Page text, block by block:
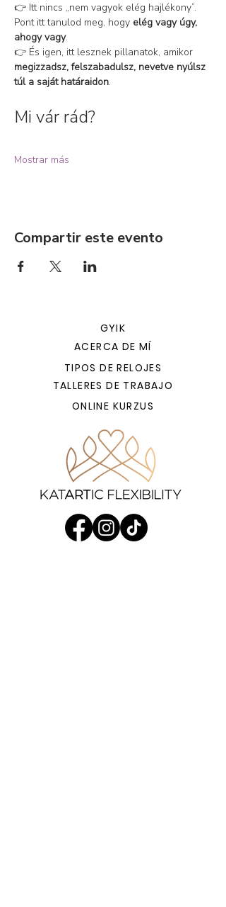
👉 Itt nincs „nem vagyok elég hajlékony”.
Pont itt tanulod meg, hogy elég vagy úgy,
ahogy vagy.
👉 És igen, itt lesznek pillanatok, amikor
megizzadsz, felszabadulsz, nevetve nyúlsz
túl a saját határaidon.
Mi vár rád?
Mostrar más
Compartir este evento
GYIK
ACERCA DE MÍ
TIPOS DE RELOJES
TALLERES DE TRABAJO
ONLINE KURZUS